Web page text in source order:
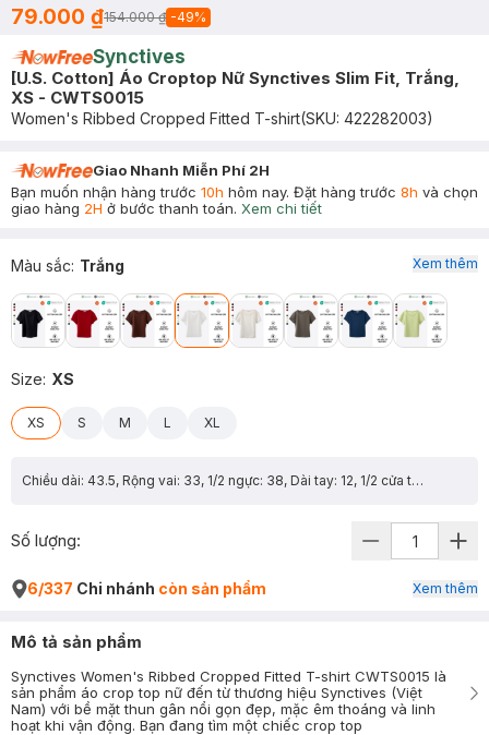
79.000 ₫154.000 ₫ -49%
Synctives
[U.S. Cotton] Áo Croptop Nữ Synctives Slim Fit, Trắng,
XS - CWTS0015
Women's Ribbed Cropped Fitted T-shirt(SKU: 422282003)
Giao Nhanh Miễn Phí 2H
Bạn muốn nhận hàng trước 10h hôm nay. Đặt hàng trước 8h và chọn
giao hàng 2H ở bước thanh toán. Xem chi tiết
Màu sắc: Trắng
Size: XS
XS S M L XL
Chiều dài: 43.5, Rộng vai: 33, 1/2 ngực: 38, Dài tay: 12, 1/2 cửa tay: 13
Xem thêm
Số lượng:
6/337 Chi nhánh còn sản phẩm Xem thêm
Mô tả sản phẩm
Synctives Women's Ribbed Cropped Fitted T-shirt CWTS0015 là
sản phẩm áo crop top nữ đến từ thương hiệu Synctives (Việt
Nam) với bề mặt thun gân nổi gọn đẹp, mặc êm thoáng và linh
hoạt khi vận động. Bạn đang tìm một chiếc crop top